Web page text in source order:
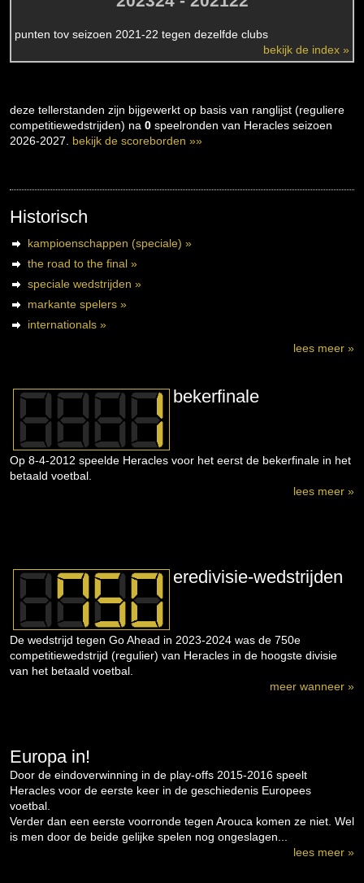
punten tov seizoen 2021-22 tegen dezelfde clubs
bekijk de index »
deze tellerstanden zijn bijgewerkt op basis van ranglijst (reguliere
competitiewedstrijden) na 0 speelronden van Heracles seizoen
2026-2027. bekijk de scoreborden »»
Historisch
kampioenschappen (speciale) »
the road to the final »
speciale wedstrijden »
markante spelers »
internationals »
lees meer »
bekerfinale
Op 8-4-2012 speelde Heracles voor het eerst de bekerfinale in het
betaald voetbal.
lees meer »
eredivisie-wedstrijden
De wedstrijd tegen Go Ahead in 2023-2024 was de 750e
competitiewedstrijd (regulier) van Heracles in de hoogste divisie
van het betaald voetbal.
meer wanneer »
Europa in!
Door de eindoverwinning in de play-offs 2015-2016 speelt
Heracles voor de eerste keer in de geschiedenis Europees
voetbal.
Verder dan een eerste voorronde tegen Arouca komen ze niet. Wel
is men door de beide gelijke spelen nog ongeslagen...
lees meer »